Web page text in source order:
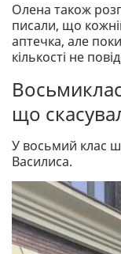
Олена також
писали, що
аптечка, але
кількості не
що
У восьмий клас
Василиса.